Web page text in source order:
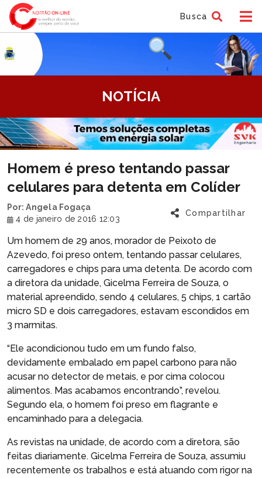
Busca
NOTÍCIA
Homem é preso tentando passar
celulares para detenta em Colíder
Por: Angela Fogaça
4 de janeiro de 2016 12:03
Compartilhar
Um homem de 29 anos, morador de Peixoto de
Azevedo, foi preso ontem, tentando passar celulares,
carregadores e chips para uma detenta. De acordo com
a diretora da unidade, Gicelma Ferreira de Souza, o
material apreendido, sendo 4 celulares, 5 chips, 1 cartão
micro SD e dois carregadores, estavam escondidos em
3 marmitas.
“Ele acondicionou tudo em um fundo falso,
devidamente embalado em papel carbono para não
acusar no detector de metais, e por cima colocou
alimentos. Mas acabamos encontrando”, revelou.
Segundo ela, o homem foi preso em flagrante e
encaminhado para a delegacia.
As revistas na unidade, de acordo com a diretora, são
feitas diariamente. Gicelma Ferreira de Souza, assumiu
recentemente os trabalhos e está atuando com rigor na